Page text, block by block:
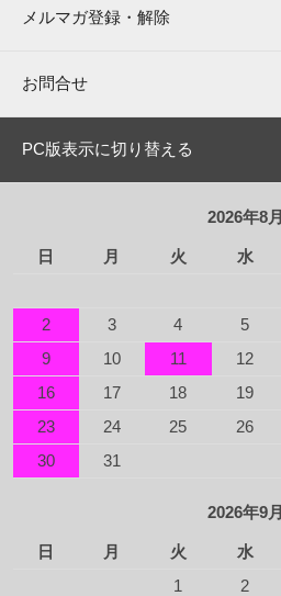
メルマガ登録・解除
お問合せ
PC版表示に切り替える
2026年8月
日 月 火 水
2
3 4 5
9
10 11 12
16
17 18 19
23
24 25 26
30
31
2026年9月
日 月 火 水
1
2